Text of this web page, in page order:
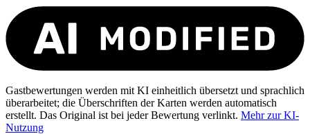
Gastbewertungen werden mit KI einheitlich übersetzt und sprachlich
überarbeitet; die Überschriften der Karten werden automatisch
erstellt. Das Original ist bei jeder Bewertung verlinkt. Mehr zur KI-
Nutzung